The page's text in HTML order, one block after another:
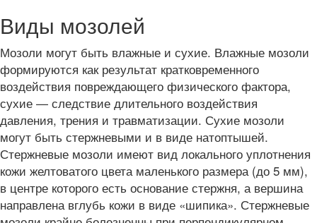
Виды мозолей
Мозоли могут быть влажные и сухие. Влажные мозоли
формируются как результат кратковременного
воздействия повреждающего физического фактора,
сухие — следствие длительного воздействия
давления, трения и травматизации. Сухие мозоли
могут быть стержневыми и в виде натоптышей.
Стержневые мозоли имеют вид локального уплотнения
кожи желтоватого цвета маленького размера (до 5 мм),
в центре которого есть основание стержня, а вершина
направлена вглубь кожи в виде «шипика». Стержневые